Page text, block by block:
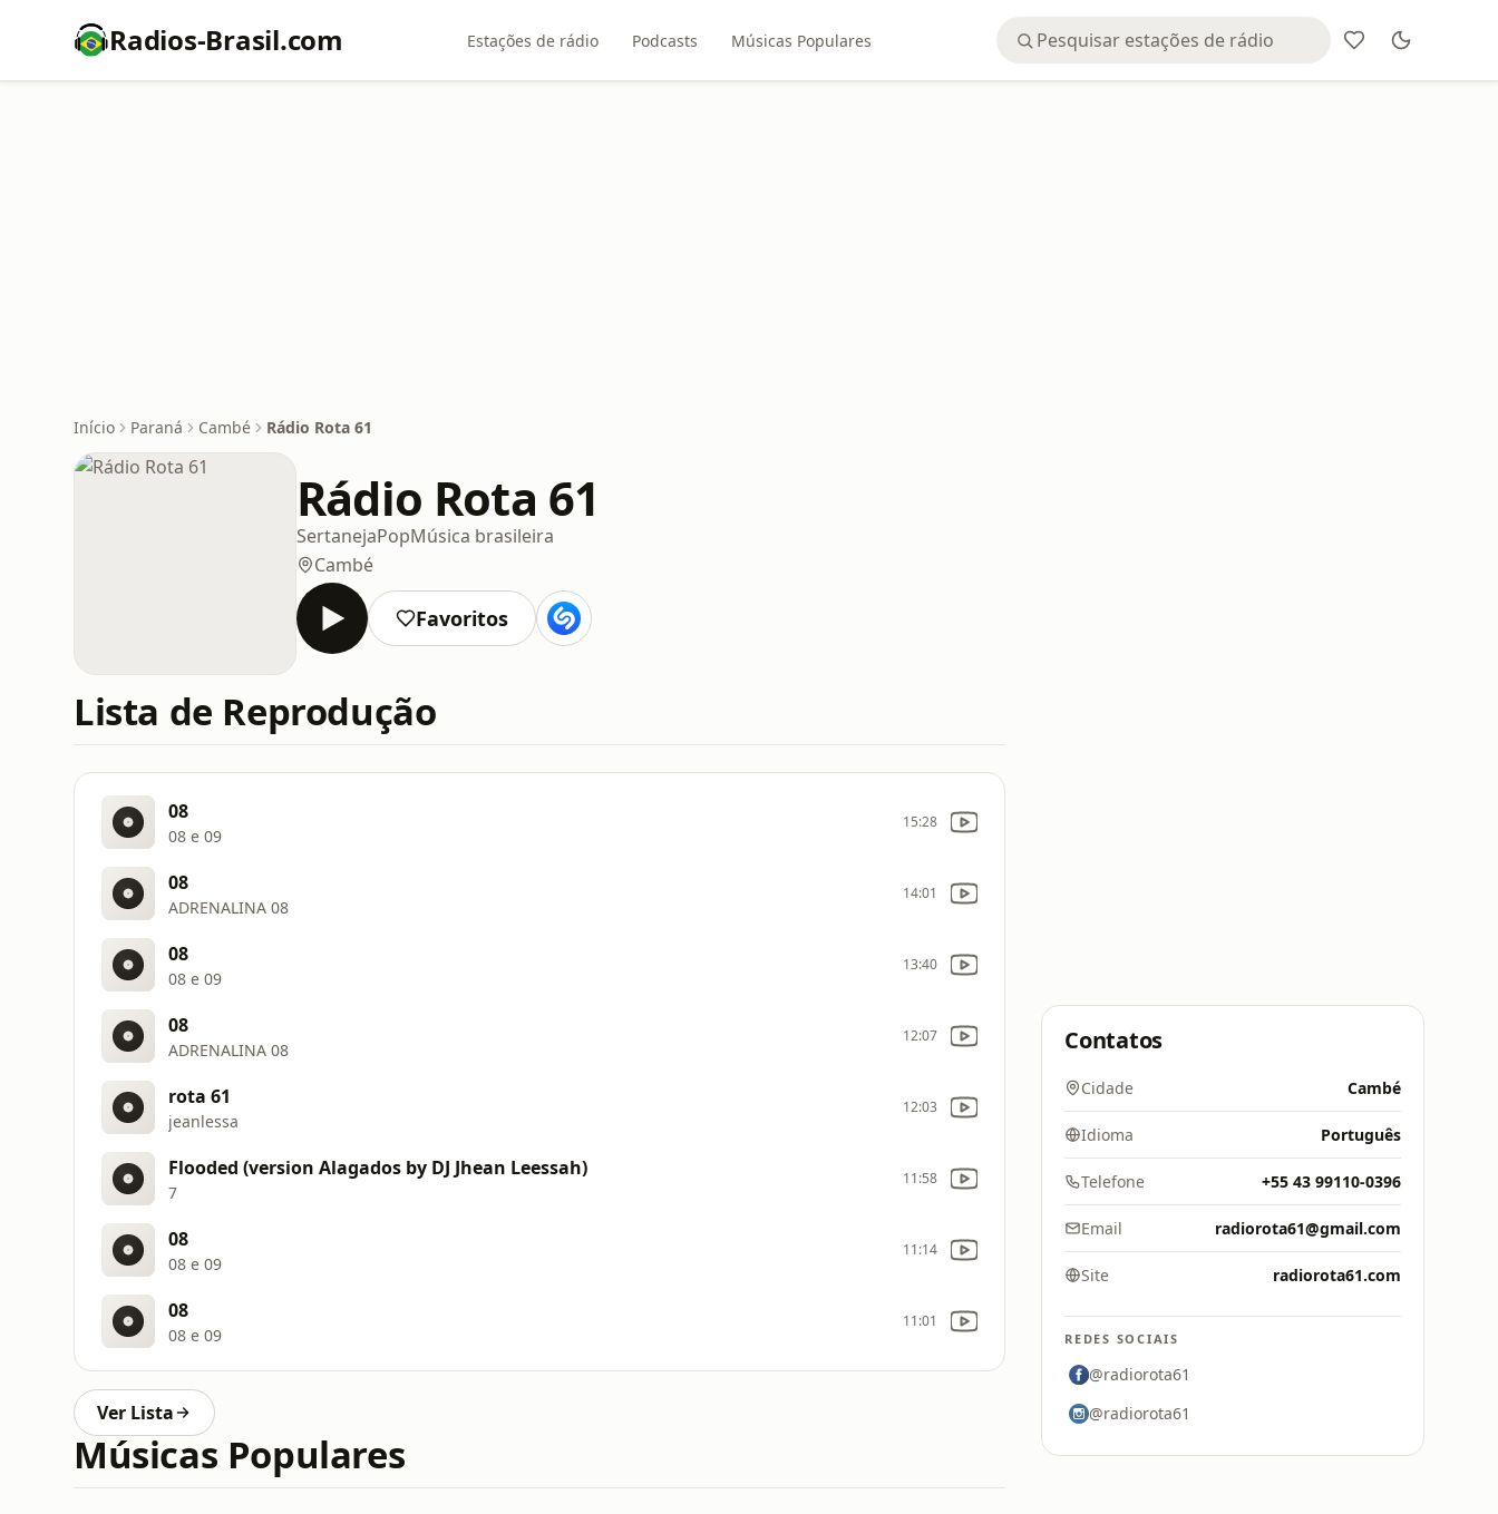
Radios-Brasil.com Estações de rádio Podcasts Músicas Populares
Início Paraná Cambé Rádio Rota 61
Rádio Rota 61
SertanejaPopMúsica brasileira
Cambé
Favoritos
Lista de Reprodução
08
08 e 09
15:28
08
ADRENALINA 08
14:01
08
08 e 09
13:40
08
ADRENALINA 08
12:07
rota 61
jeanlessa
12:03
Flooded (version Alagados by DJ Jhean Leessah)
7
11:58
08
08 e 09
11:14
08
08 e 09
11:01
Ver Lista
Músicas Populares
Contatos
Cidade Cambé
Idioma Português
Telefone +55 43 99110-0396
Email radiorota61@gmail.com
Site radiorota61.com
REDES SOCIAIS
@radiorota61
@radiorota61